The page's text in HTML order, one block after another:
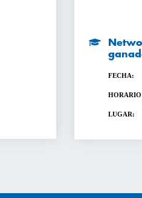
FECHA:
LUGAR: